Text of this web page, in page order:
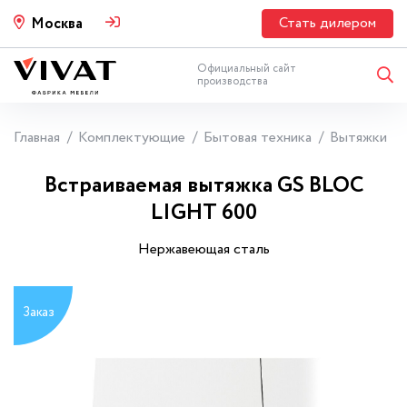
Москва Стать дилером
Официальный сайт
производства
Главная Комплектующие Бытовая техника Вытяжки
Встраиваемая вытяжка GS BLOC
LIGHT 600
Нержавеющая сталь
Заказ